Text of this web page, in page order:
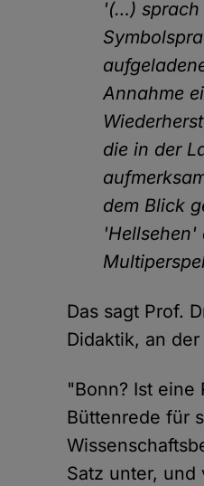
'(…) sprach
Annahme
die in der
dem Blick
'Hellsehen'
Das sagt Prof.
Didaktik, an
"Bonn? Ist eine
Büttenrede für
Satz unter,